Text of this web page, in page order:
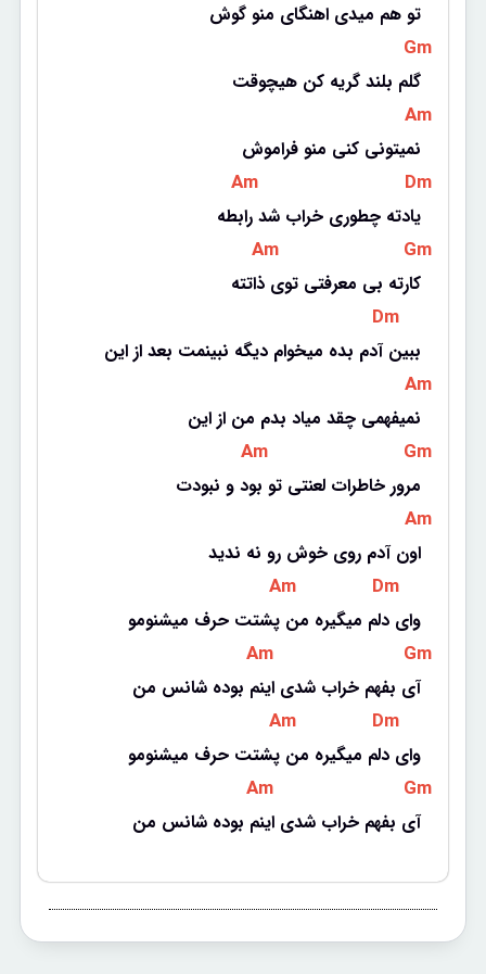
تو هم میدی اهنگای منو گوش
Gm
گلم بلند گریه کن هیچوقت
Am
نمیتونی کنی منو فراموش
Am Dm
یادته چطوری خراب شد رابطه
Am Gm
کارته بی معرفتی توی ذاتته
Dm
ببین آدم بده میخوام دیگه نبینمت بعد از این
Am
نمیفهمی چقد میاد بدم من از این
Am Gm
مرور خاطرات لعنتی تو بود و نبودت
Am
اون آدم روی خوش رو نه ندید
Am Dm
وای دلم میگیره من پشتت حرف میشنومو
Am Gm
آی بفهم خراب شدی اینم بوده شانس من
Am Dm
وای دلم میگیره من پشتت حرف میشنومو
Am Gm
آی بفهم خراب شدی اینم بوده شانس من